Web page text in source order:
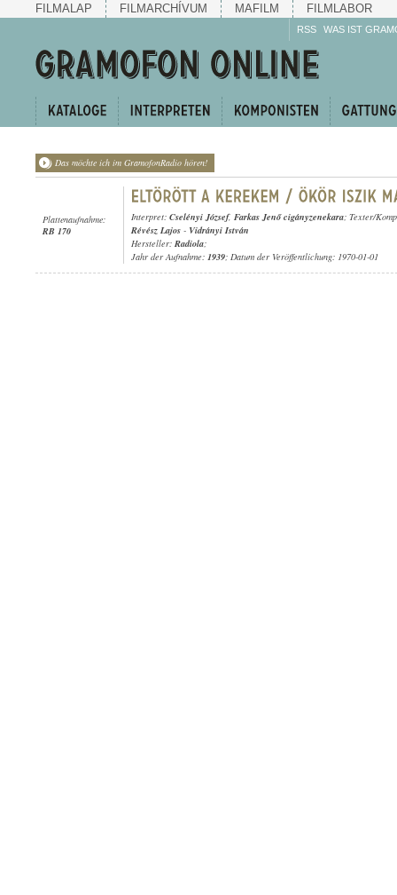
FILMALAP FILMARCHÍVUM MAFILM FILMLABOR
RSS WAS IST
Das möchte ich im GramofonRadio hören!
Plattenaufnahme:
RB 170
Interpret: Cselényi József, Farkas Jenő cigányzenekara; Texter/
Révész Lajos - Vidrányi István
Hersteller: Radiola;
Jahr der Aufnahme: 1939; Datum der Veröffentlichung: 1970-01-01